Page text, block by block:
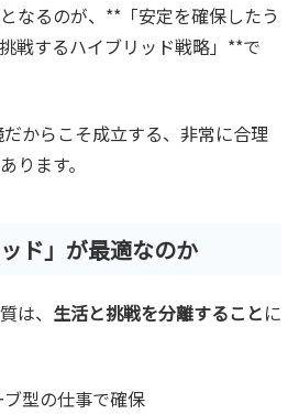
なるのが、**「安定を確保したう
戦するハイブリッド戦略」**で
からこそ成立する、非常に合理
ります。
ド」が最適なのか
は、 生活と挑戦を分離することに
型の仕事で確保